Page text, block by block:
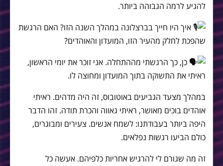
להגיע לרמה הגבוהה ביותר.
איך היו חייך בברצלונה במהלך השנה הזו? האם הרגשת
שהפכת לחלק מהעיר הזו, המועדון והאוהדים?
כן, כך הרגשתי מההתחלה. אני זוכר את יומי הראשון,
ראיתי את התשוקה בתוך המועדון ומחוצה לו.
במהלך מצעד הגביעים באוטובוס, זה היה מדהים. ראיתי
אוהדים בוכים מאושר, ראיתי גאווה והכרת תודה. זהו הדבר
היפה ביותר בעבודתנו: לשמח אנשים. צעירים ומבוגרים,
כולם הביעו רגשות נפלאים.
זה מה שגורם לי להרגיש אחריות כלפיהם. אעשה כל